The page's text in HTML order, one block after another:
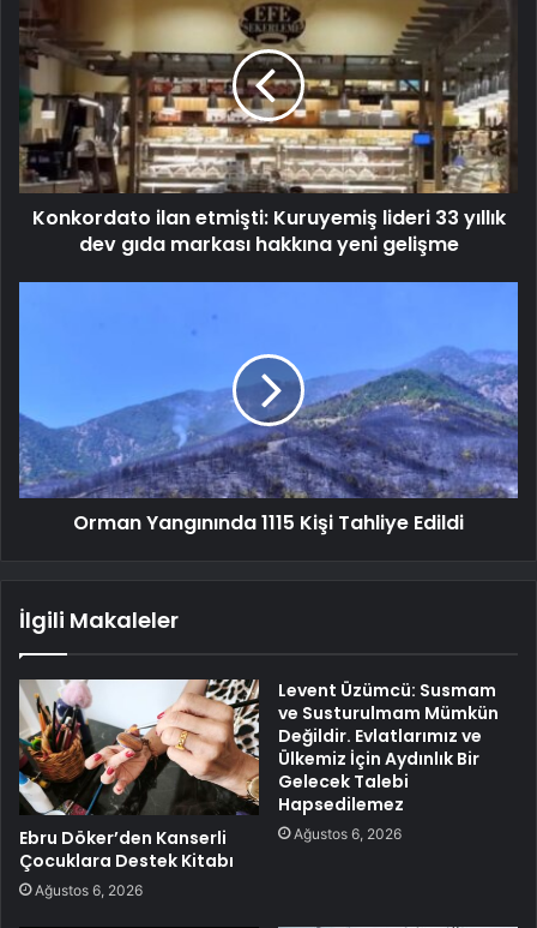
Konkordato ilan etmişti: Kuruyemiş lideri 33 yıllık
dev gıda markası hakkına yeni gelişme
Orman Yangınında 1115 Kişi Tahliye Edildi
İlgili Makaleler
Ebru Döker’den Kanserli
Çocuklara Destek Kitabı
Ağustos 6, 2026
Levent Üzümcü: Susmam
ve Susturulmam Mümkün
Değildir. Evlatlarımız ve
Ülkemiz İçin Aydınlık Bir
Gelecek Talebi
Hapsedilemez
Ağustos 6, 2026